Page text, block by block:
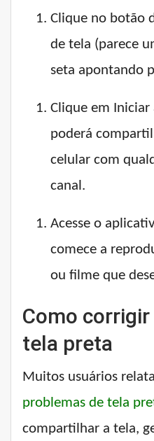
Clique no botão
de tela (parece
seta apontando
Clique em Iniciar
poderá
celular com
canal.
Acesse o
comece a
ou filme que
Como
tela preta
Muitos usuários
problemas de tela
compartilhar a tela,